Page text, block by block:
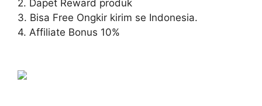
2. Dapet Reward produk
3. Bisa Free Ongkir kirim se Indonesia.
4. Affiliate Bonus 10%